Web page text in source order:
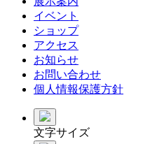
イベント
ショップ
アクセス
お知らせ
お問い合わせ
個人情報保護方針
文字サイズ